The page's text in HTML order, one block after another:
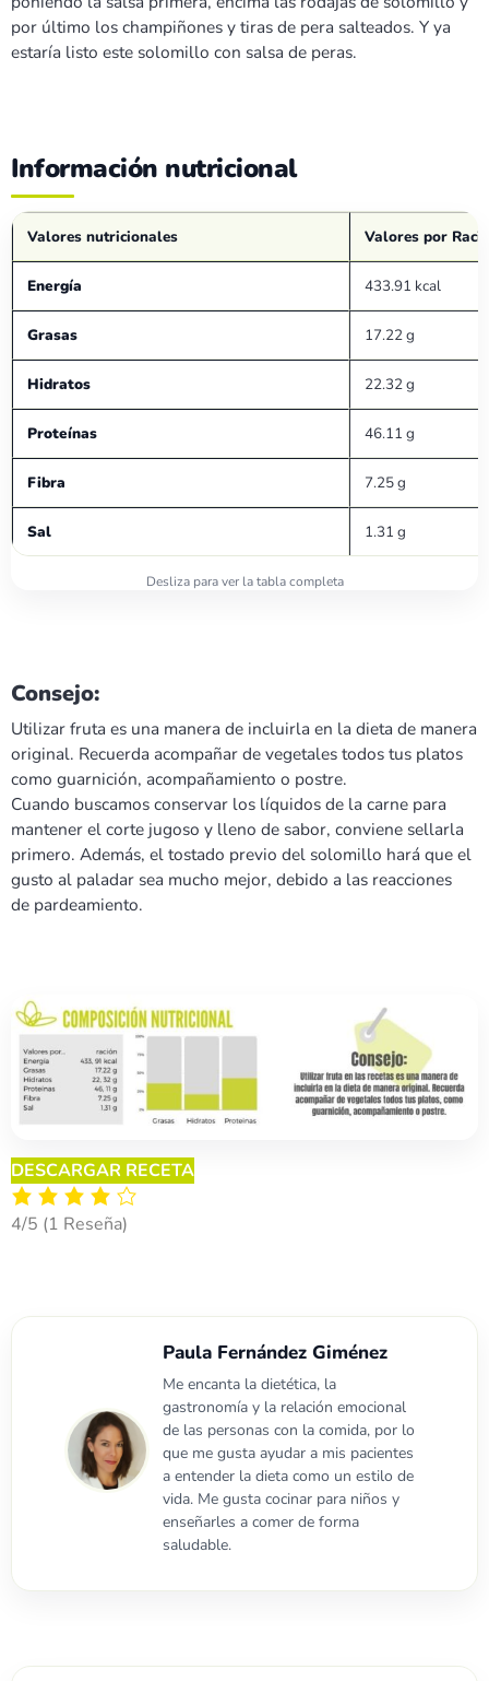
por último los champiñones y tiras de pera salteados. Y ya
estaría listo este solomillo con salsa de peras.
Información nutricional
Valores nutricionales Valores por
Energía 433.91 kcal
Grasas 17.22 g
Hidratos 22.32 g
Proteínas 46.11 g
Fibra 7.25 g
Sal 1.31 g
Consejo:
Utilizar fruta es una manera de incluirla en la dieta de manera
original. Recuerda acompañar de vegetales todos tus platos
como guarnición, acompañamiento o postre.
Cuando buscamos conservar los líquidos de la carne para
mantener el corte jugoso y lleno de sabor, conviene sellarla
primero. Además, el tostado previo del solomillo hará que el
gusto al paladar sea mucho mejor, debido a las reacciones
de pardeamiento.
DESCARGAR RECETA
4/5 (1 Reseña)
Paula Fernández Giménez
Me encanta la dietética, la
gastronomía y la relación emocional
de las personas con la comida, por lo
que me gusta ayudar a mis pacientes
a entender la dieta como un estilo de
vida. Me gusta cocinar para niños y
enseñarles a comer de forma
saludable.